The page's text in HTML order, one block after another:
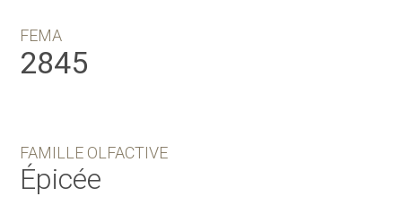
FEMA
2845
FAMILLE OLFACTIVE
Épicée